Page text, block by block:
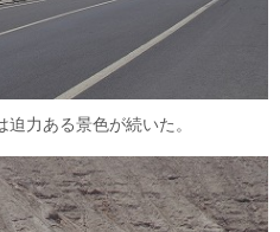
力ある景色が続いた。